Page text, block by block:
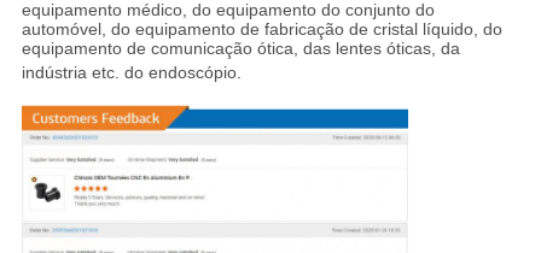
equipamento médico, do equipamento do conjunto do
automóvel, do equipamento de fabricação de cristal líquido, do
equipamento de comunicação ótica, das lentes óticas, da
indústria etc. do endoscópio.